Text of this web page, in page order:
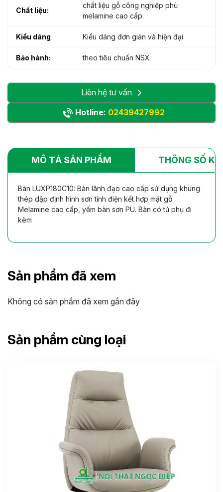
Chất liệu:
chất liệu gỗ công nghiệp phủ
melamine cao cấp.
Kiểu dáng Kiểu dáng đơn giản và hiện đại
Bảo hành: theo tiêu chuẩn NSX
Liên hệ tư vấn
Hotline: 02439427992
MÔ TẢ SẢN PHẨM THÔNG SỐ
Bàn LUXP180C10: Bàn lãnh đạo cao cấp sử dụng khung
thép dập định hình sơn tĩnh điện kết hợp mặt gỗ
Melamine cao cấp, yếm bàn sơn PU. Bàn có tủ phụ đi
kèm
Sản phẩm đã xem
Không có sản phẩm đã xem gần đây
Sản phẩm cùng loại